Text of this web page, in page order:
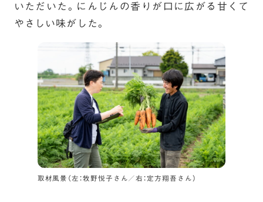
いただいた。にんじんの香りが口に広がる甘くて
やさしい味がした。
取材風景（左：牧野悦子さん／右：定方翔吾さん）